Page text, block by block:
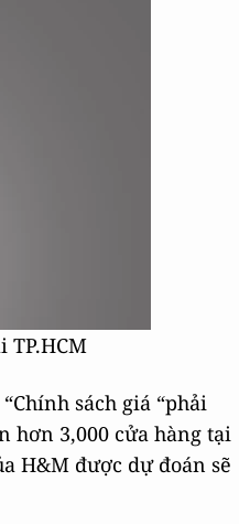
TP.HCM
sách giá “phải
hơn 3,000 cửa hàng tại
H&M được dự đoán sẽ